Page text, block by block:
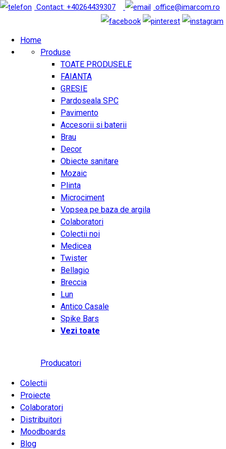
Contact: +40264439307 office@imarcom.ro
Home
Produse
TOATE PRODUSELE
FAIANTA
GRESIE
Pardoseala SPC
Pavimento
Accesorii si baterii
Brau
Decor
Obiecte sanitare
Mozaic
Plinta
Microciment
Vopsea pe baza de argila
Colaboratori
Colectii noi
Medicea
Twister
Bellagio
Breccia
Lun
Antico Casale
Spike Bars
Vezi toate
Producatori
Colectii
Proiecte
Colaboratori
Distribuitori
Moodboards
Blog